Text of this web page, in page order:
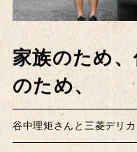
家族のため
のため、
谷中理矩さんと三菱デリ